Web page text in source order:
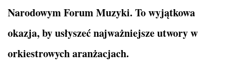
Narodowym Forum Muzyki. To wyjątkowa
okazja, by usłyszeć najważniejsze utwory w
orkiestrowych aranżacjach.